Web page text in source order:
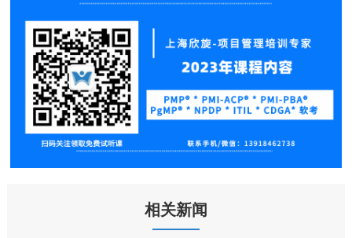
相关新闻